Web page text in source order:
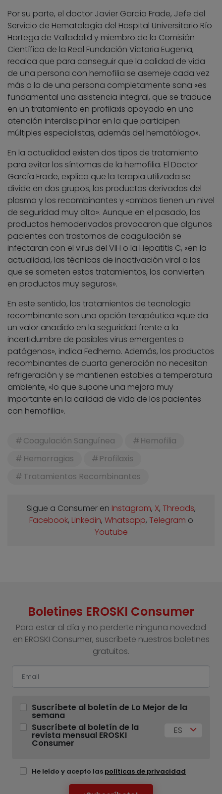
Por su parte, el doctor Javier García Frade, Jefe del
Servicio de Hematología del Hospital Universitario Río
Hortega de Valladolid y miembro de la Comisión
Científica de la Real Fundación Victoria Eugenia,
recalca que para conseguir que la calidad de vida
de una persona con hemofilia se asemeje cada vez
más a la de una persona completamente sana «es
fundamental una asistencia integral, que se traduce
en un tratamiento en profilaxis apoyado en una
atención interdisciplinar en la que participen
múltiples especialistas, además del hematólogo».
En la actualidad existen dos tipos de tratamiento
para evitar los síntomas de la hemofilia. El Doctor
García Frade, explica que la terapia utilizada se
divide en dos grupos, los productos derivados del
plasma y los recombinantes y «ambos tienen un nivel
de seguridad muy alto». Aunque en el pasado, los
productos hemoderivados provocaron que algunos
pacientes con trastornos de coagulación se
infectaran con el virus del VIH o la Hepatitis C, «en la
actualidad, las técnicas de inactivación viral a las
que se someten estos tratamientos, los convierten
en productos muy seguros».
En este sentido, los tratamientos de tecnología
recombinante son una opción terapéutica «que da
un valor añadido en la seguridad frente a la
incertidumbre de posibles virus emergentes o
patógenos», indica Fedhemo. Además, los productos
recombinantes de cuarta generación no necesitan
refrigeración y se mantienen estables a temperatura
ambiente, «lo que supone una mejora muy
importante en la calidad de vida de los pacientes
con hemofilia».
Coagulación Sanguínea
Hemofilia
Hemorragias
Profilaxis
Tratamientos Recombinantes
Sigue a Consumer en Instagram, X, Threads,
Facebook, Linkedin, Whatsapp, Telegram o
Youtube
Boletines EROSKI Consumer
Para estar al día y no perderte ninguna novedad
en EROSKI Consumer, suscríbete nuestros boletines
gratuitos.
Suscríbete al boletín de Lo Mejor de la
semana
Suscríbete al boletín de la
revista mensual EROSKI
Consumer
ES
He leído y acepto las políticas de privacidad